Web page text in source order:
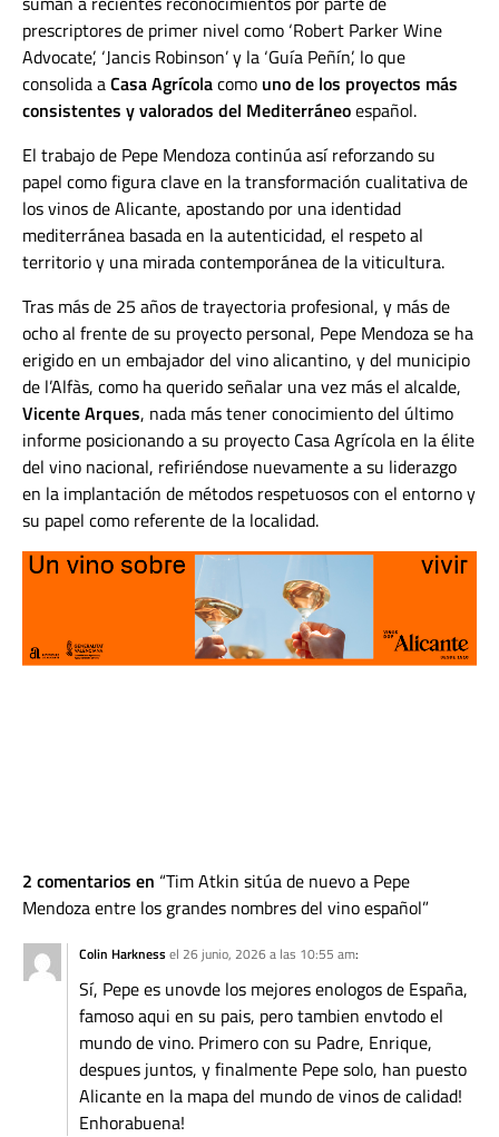
prescriptores de primer nivel como ‘Robert Parker Wine
Advocate’, ‘Jancis Robinson’ y la ‘Guía Peñín’, lo que
consolida aCasa Agrícolacomo uno de los proyectos más
consistentes y valorados del Mediterráneoespañol.
El trabajo de Pepe Mendoza continúa así reforzando su
papel como figura clave en la transformación cualitativa de
los vinos de Alicante, apostando por una identidad
mediterránea basada en la autenticidad, el respeto al
territorio y una mirada contemporánea de la viticultura.
Tras más de 25 años de trayectoria profesional, y más de
ocho al frente de su proyecto personal, Pepe Mendoza se ha
erigido en un embajador del vino alicantino, y del municipio
de l’Alfàs, como ha querido señalar una vez más el alcalde,
Vicente Arques, nada más tener conocimiento del último
informe posicionando a su proyecto Casa Agrícola en la élite
del vino nacional, refiriéndose nuevamente a su liderazgo
en la implantación de métodos respetuosos con el entorno y
su papel como referente de la localidad.
2 comentarios en Tim Atkin sitúa de nuevo a Pepe
Mendoza entre los grandes nombres del vino español
Colin Harknessel 26 junio, 2026 a las 10:55 am:
Sí, Pepe es unovde los mejores enologos de España,
famoso aqui en su pais, pero tambien envtodo el
mundo de vino. Primero con su Padre, Enrique,
despues juntos, y finalmente Pepe solo, han puesto
Alicante en la mapa del mundo de vinos de calidad!
Enhorabuena!